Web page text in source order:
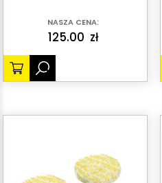
NASZA CENA:
125.00 zł